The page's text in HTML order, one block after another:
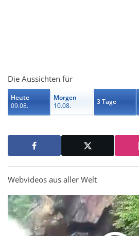
Die Aussichten für
Heute
09.08.
Morgen
10.08.
3 Tage
Webvideos aus aller Welt